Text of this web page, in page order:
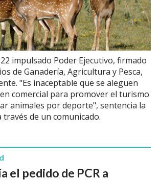
impulsado Poder Ejecutivo, firmado
de Ganadería, Agricultura y Pesca,
"Es inaceptable que se aleguen
comercial para promover el turismo
animales por deporte", sentencia la
de un comunicado.
el pedido de PCR a